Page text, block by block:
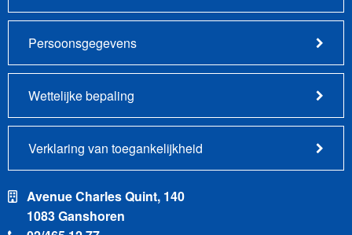
Persoonsgegevens
Wettelijke bepaling
Verklaring van toegankelijkheid
Avenue Charles Quint, 140
1083 Ganshoren